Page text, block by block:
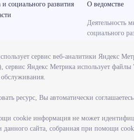
социального развития
О ведомстве
Деятельность
социального
Контрольно-
министерства
министерству
Поступление
сервис веб-аналитики Яндекс
Яндекс Метрика использует файлы
обслуживания.
ресурс, Вы автоматически
cookie информация не может
сайта, собранная при помощи